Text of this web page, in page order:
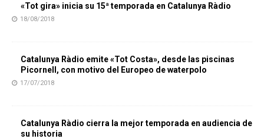
«Tot gira» inicia su 15ª temporada en Catalunya Ràdio
18/08/2018
Catalunya Ràdio emite «Tot Costa», desde las piscinas
Picornell, con motivo del Europeo de waterpolo
17/07/2018
Catalunya Ràdio cierra la mejor temporada en audiencia de
su historia